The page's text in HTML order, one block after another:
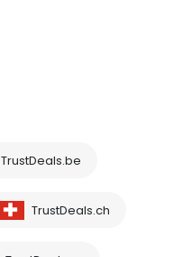
TrustDeals.be
TrustDeals.ch